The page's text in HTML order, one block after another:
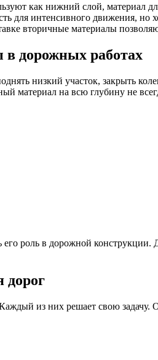
как нижний слой, материал
для интенсивного движения, но
вторичные материалы
дорожных работах
низкий участок, закрыть
материал на всю глубину не
его роль в дорожной
дорог
из них решает свою задачу.